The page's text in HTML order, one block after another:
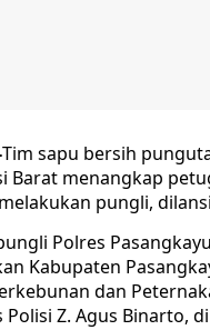
Tim sapu bersih
Barat menangkap
pungli,
Polres
Kabupaten
dan
Polisi Z. Agus Binarto,